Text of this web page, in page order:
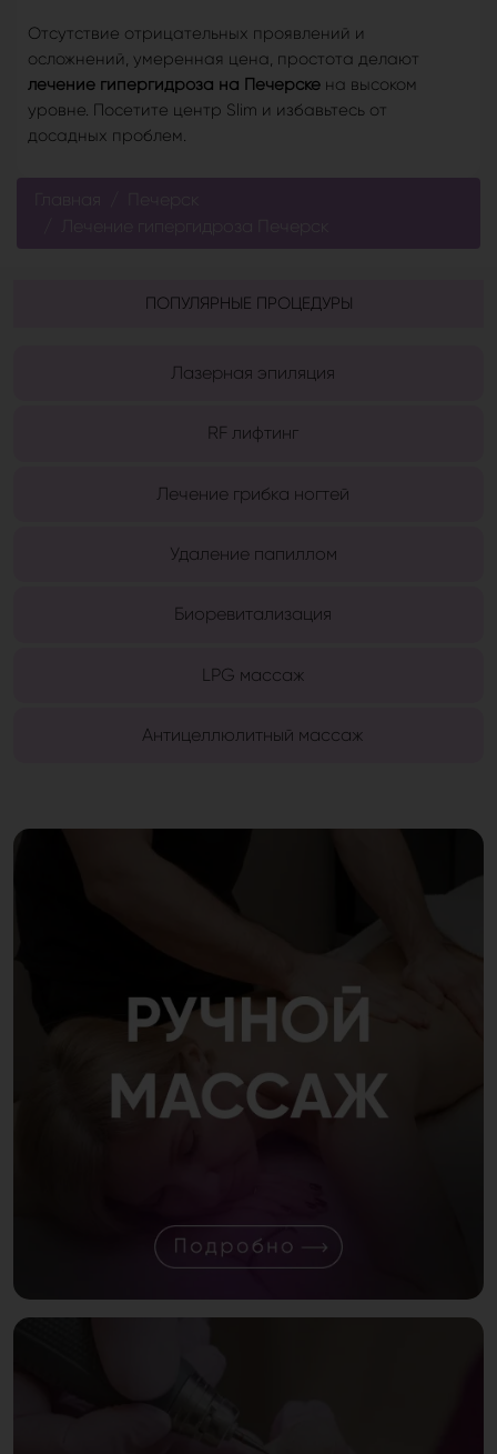
Отсутствие отрицательных проявлений и
осложнений, умеренная цена, простота делают
лечение гипергидроза на Печерске на высоком
уровне. Посетите центр Slim и избавьтесь от
досадных проблем.
Главная
Лечение гипергидроза Печерск
ПОПУЛЯРНЫЕ ПРОЦЕДУРЫ
Лазерная эпиляция
RF лифтинг
Лечение грибка ногтей
Удаление папиллом
Биоревитализация
LPG массаж
Антицеллюлитный массаж